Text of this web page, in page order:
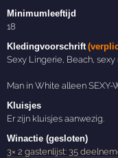
Minimumleeftijd
18
Kledingvoorschrift
Sexy Lingerie, Beach,
Man in White alleen SEXY-
Kluisjes
Er zijn kluisjes aanwezig.
Winactie (gesloten)
3× 2 gastenlijst: 35